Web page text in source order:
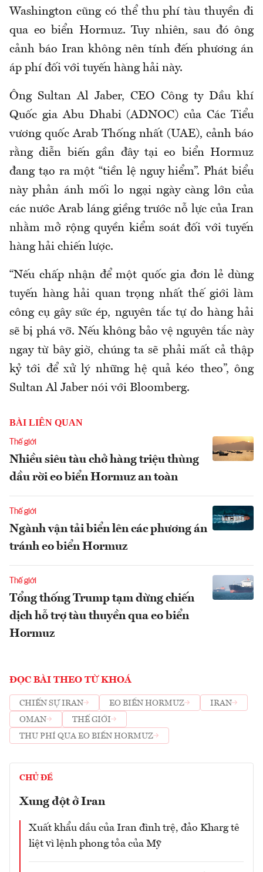
Washington cũng có thể thu phí tàu thuyền đi
qua eo biển Hormuz. Tuy nhiên, sau đó ông
cảnh báo Iran không nên tính đến phương án
áp phí đối với tuyến hàng hải này.
Ông Sultan Al Jaber, CEO Công ty Dầu khí
Quốc gia Abu Dhabi (ADNOC) của Các Tiểu
vương quốc Arab Thống nhất (UAE), cảnh báo
rằng diễn biến gần đây tại eo biển Hormuz
đang tạo ra một “tiền lệ nguy hiểm”. Phát biểu
này phản ánh mối lo ngại ngày càng lớn của
các nước Arab láng giềng trước nỗ lực của Iran
nhằm mở rộng quyền kiểm soát đối với tuyến
hàng hải chiến lược.
“Nếu chấp nhận để một quốc gia đơn lẻ dùng
tuyến hàng hải quan trọng nhất thế giới làm
công cụ gây sức ép, nguyên tắc tự do hàng hải
sẽ bị phá vỡ. Nếu không bảo vệ nguyên tắc này
ngay từ bây giờ, chúng ta sẽ phải mất cả thập
kỷ tới để xử lý những hệ quả kéo theo”, ông
Sultan Al Jaber nói với Bloomberg.
BÀI LIÊN QUAN
Thế giới
Nhiều siêu tàu chở hàng triệu thùng
dầu rời eo biển Hormuz an toàn
Thế giới
Ngành vận tải biển lên các phương án
tránh eo biển Hormuz
Thế giới
Tổng thống Trump tạm dừng chiến
dịch hỗ trợ tàu thuyền qua eo biển
Hormuz
ĐỌC BÀI THEO TỪ KHOÁ
CHIẾN SỰ IRAN EO BIỂN HORMUZ
IRAN
OMAN
THẾ GIỚI
THU PHÍ QUA EO BIỂN HORMUZ
CHỦ ĐỀ
Xung đột ở Iran
Xuất khẩu dầu của Iran đình trệ, đảo Kharg tê
liệt vì lệnh phong tỏa của Mỹ